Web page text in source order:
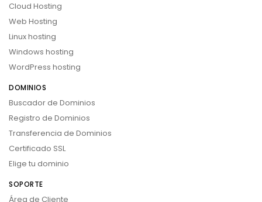
Cloud Hosting
Web Hosting
Linux hosting
Windows hosting
WordPress hosting
DOMINIOS
Buscador de Dominios
Registro de Dominios
Transferencia de Dominios
Certificado SSL
Elige tu dominio
SOPORTE
Área de Cliente